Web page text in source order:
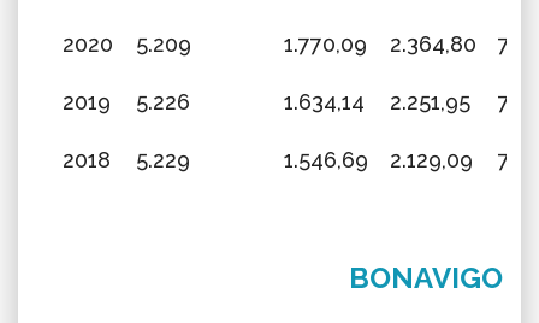
2020 5.209 1.770,09 2.364,80
2019 5.226 1.634,14 2.251,95
2018 5.229 1.546,69 2.129,09
BONAVIGO